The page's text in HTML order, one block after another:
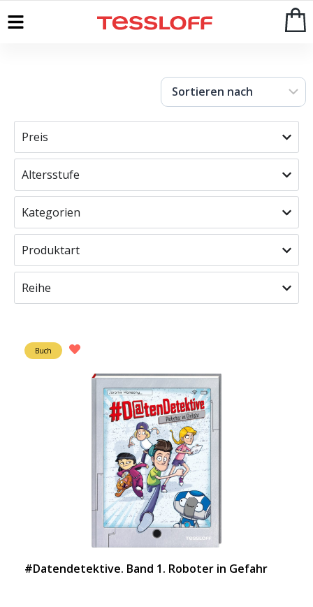
Start
Preis
Altersstufe
Kategorien
Produktart
Reihe
Buch
#Datendetektive. Band 1. Roboter in Gefahr